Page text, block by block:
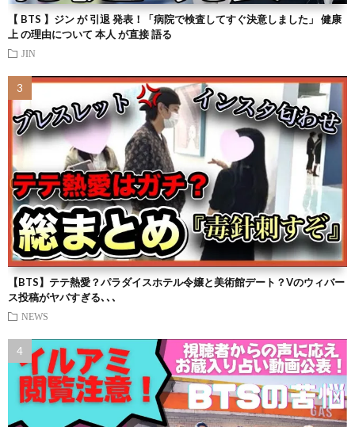
【 BTS 】ジン が 引退 発表！「病院で検査してすぐ決意しました」 健康
上 の理由について 本人 が直接 語る
JIN
【BTS】テテ熱愛？パラダイスホテル令嬢と美術館デート？Vのウィバー
ス投稿がヤバすぎる､､､
NEWS